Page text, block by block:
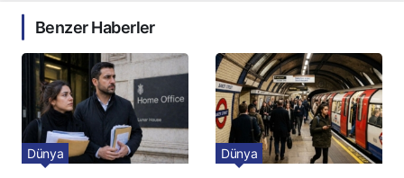
Benzer Haberler
Dünya Dünya